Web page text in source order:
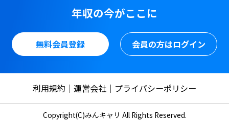
年収の今がここに
無料会員登録 会員の方はログイン
利用規約 運営会社 プライバシーポリシー
Copyright(C)みんキャリ All Rights Reserved.